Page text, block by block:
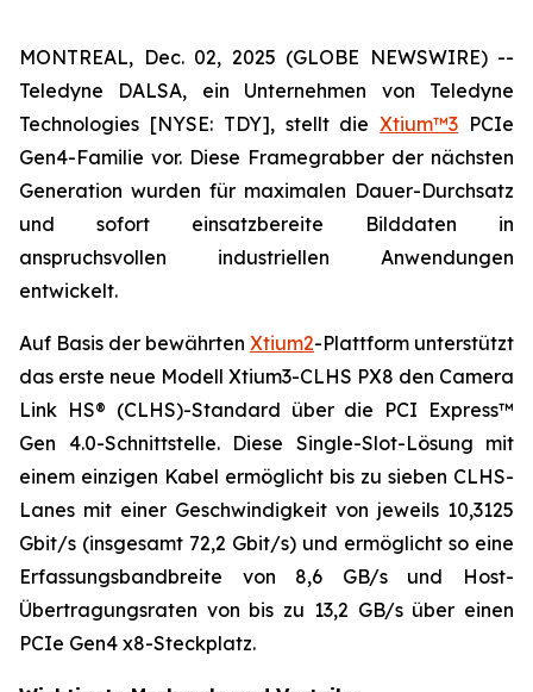
MONTREAL, Dec. 02, 2025 (GLOBE NEWSWIRE) --
Teledyne DALSA, ein Unternehmen von Teledyne
Technologies [NYSE: TDY], stellt dieXtium™3 PCIe
Gen4-Familie vor. Diese Framegrabber der nächsten
Generation wurden für maximalen Dauer-Durchsatz
und sofort einsatzbereite Bilddaten in
anspruchsvollen industriellen Anwendungen
entwickelt.
Auf Basis der bewährten Xtium2-Plattform unterstützt
das erste neue Modell Xtium3-CLHS PX8 den Camera
Link HS® (CLHS)-Standard über die PCI Express™
Gen 4.0-Schnittstelle. Diese Single-Slot-Lösung mit
einem einzigen Kabel ermöglicht bis zu sieben CLHS-
Lanes mit einer Geschwindigkeit von jeweils 10,3125
Gbit/s (insgesamt 72,2 Gbit/s) und ermöglicht so eine
Erfassungsbandbreite von 8,6 GB/s und Host-
Übertragungsraten von bis zu 13,2 GB/s über einen
PCIe Gen4 x8-Steckplatz.